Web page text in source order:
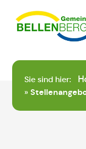
springen
Sie sind hier:
»